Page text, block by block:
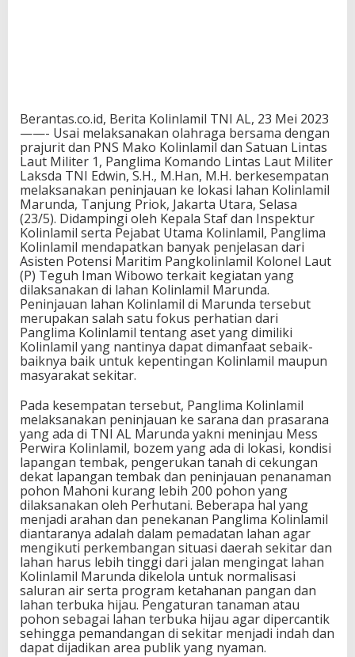
Berantas.co.id, Berita Kolinlamil TNI AL, 23 Mei 2023
——- Usai melaksanakan olahraga bersama dengan
prajurit dan PNS Mako Kolinlamil dan Satuan Lintas
Laut Militer 1, Panglima Komando Lintas Laut Militer
Laksda TNI Edwin, S.H., M.Han, M.H. berkesempatan
melaksanakan peninjauan ke lokasi lahan Kolinlamil
Marunda, Tanjung Priok, Jakarta Utara, Selasa
(23/5). Didampingi oleh Kepala Staf dan Inspektur
Kolinlamil serta Pejabat Utama Kolinlamil, Panglima
Kolinlamil mendapatkan banyak penjelasan dari
Asisten Potensi Maritim Pangkolinlamil Kolonel Laut
(P) Teguh Iman Wibowo terkait kegiatan yang
dilaksanakan di lahan Kolinlamil Marunda.
Peninjauan lahan Kolinlamil di Marunda tersebut
merupakan salah satu fokus perhatian dari
Panglima Kolinlamil tentang aset yang dimiliki
Kolinlamil yang nantinya dapat dimanfaat sebaik-
baiknya baik untuk kepentingan Kolinlamil maupun
masyarakat sekitar.
Pada kesempatan tersebut, Panglima Kolinlamil
melaksanakan peninjauan ke sarana dan prasarana
yang ada di TNI AL Marunda yakni meninjau Mess
Perwira Kolinlamil, bozem yang ada di lokasi, kondisi
lapangan tembak, pengerukan tanah di cekungan
dekat lapangan tembak dan peninjauan penanaman
pohon Mahoni kurang lebih 200 pohon yang
dilaksanakan oleh Perhutani. Beberapa hal yang
menjadi arahan dan penekanan Panglima Kolinlamil
diantaranya adalah dalam pemadatan lahan agar
mengikuti perkembangan situasi daerah sekitar dan
lahan harus lebih tinggi dari jalan mengingat lahan
Kolinlamil Marunda dikelola untuk normalisasi
saluran air serta program ketahanan pangan dan
lahan terbuka hijau. Pengaturan tanaman atau
pohon sebagai lahan terbuka hijau agar dipercantik
sehingga pemandangan di sekitar menjadi indah dan
dapat dijadikan area publik yang nyaman.